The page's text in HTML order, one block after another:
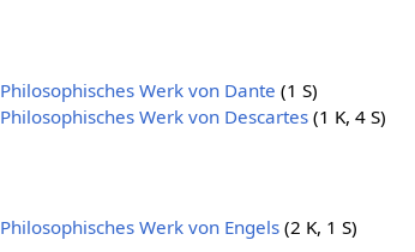
Philosophisches Werk von Dante (1 S)
Philosophisches Werk von Descartes (1 K, 4 S)
Philosophisches Werk von Engels (2 K, 1 S)